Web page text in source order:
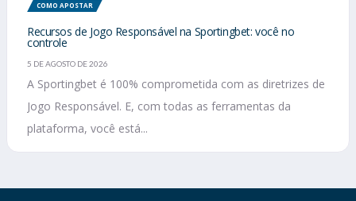
COMO APOSTAR
Recursos de Jogo Responsável na Sportingbet: você no
controle
5 DE AGOSTO DE 2026
A Sportingbet é 100% comprometida com as diretrizes de
Jogo Responsável. E, com todas as ferramentas da
plataforma, você está...